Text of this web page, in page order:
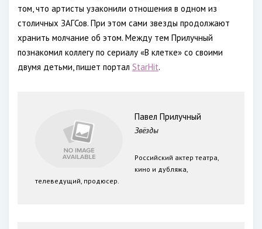
том, что артисты узаконили отношения в одном из
столичных ЗАГСов. При этом сами звезды продолжают
хранить молчание об этом. Между тем Прилучный
познакомил коллегу по сериалу «В клетке» со своими
двумя детьми, пишет портал StarHit.
Павел Прилучный
Звёзды
Российский актер театра,
кино и дубляжа,
телеведущий, продюсер.